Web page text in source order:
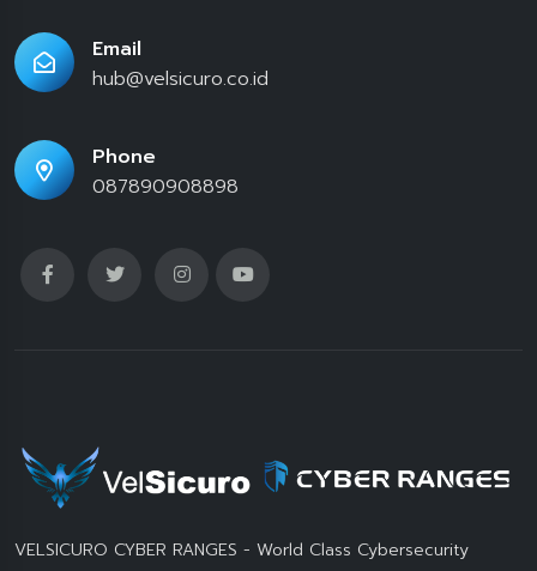
Email
hub@velsicuro.co.id
Phone
087890908898
VELSICURO CYBER RANGES - World Class Cybersecurity